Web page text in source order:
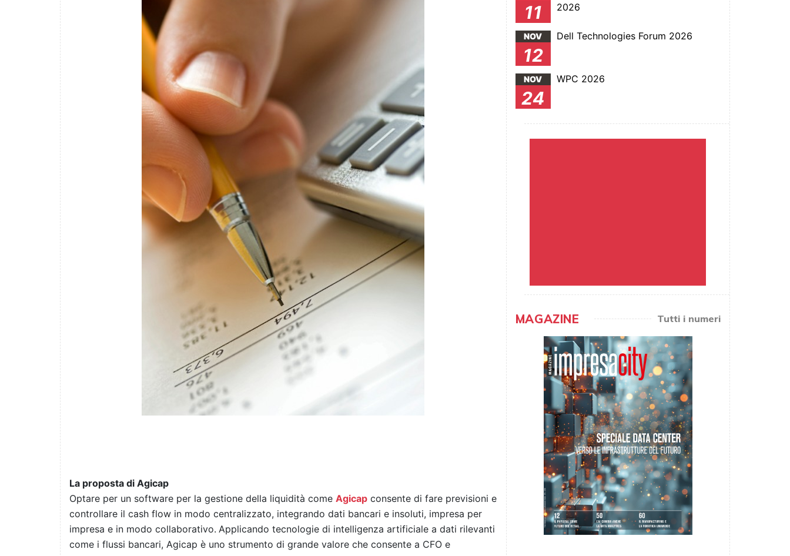
La proposta di Agicap
Optare per un software per la gestione della liquidità come Agicap consente di fare previsioni e
controllare il cash flow in modo centralizzato, integrando dati bancari e insoluti, impresa per
impresa e in modo collaborativo. Applicando tecnologie di intelligenza artificiale a dati rilevanti
come i flussi bancari, Agicap è uno strumento di grande valore che consente a CFO e
11
2026
NOV
12
Dell Technologies Forum 2026
NOV
24
WPC 2026
MAGAZINE Tutti i numeri